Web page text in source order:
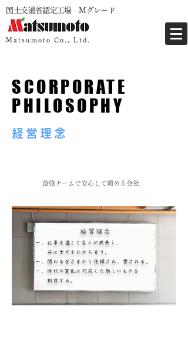
​国土交通省認定工場 Mグレード
Matsumoto Co., Ltd.
SCORPORATE
PHILOSOPHY
経営理念
最強チームで安心して頼める会社
経営理念
一、仕事を通して各々が成長し、
共に幸せを分かち合う。
一、関わる皆さまから信頼され、愛される。
​一、時代の変化に対応した新しいものを
創造する。